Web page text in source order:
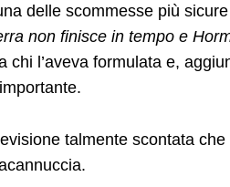
delle scommesse più
non finisce in tempo e
chi l’aveva formulata e,
talmente scontata